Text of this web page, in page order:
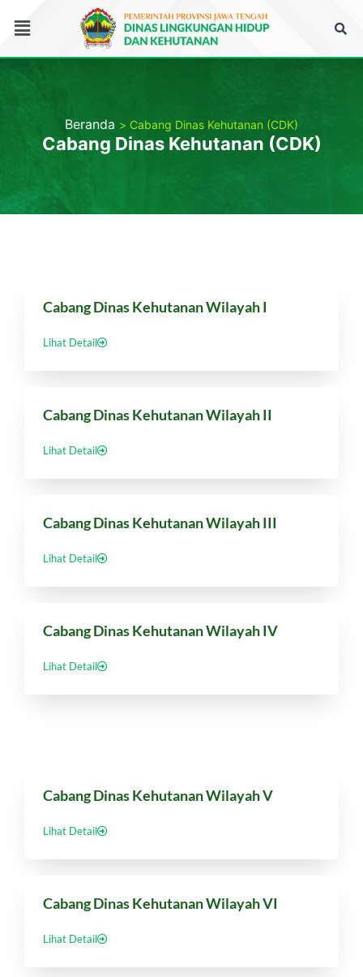
Menu
Beranda Cabang Dinas Kehutanan (CDK)
Cabang Dinas Kehutanan (CDK)
Cabang Dinas Kehutanan Wilayah I
Lihat Detail
Cabang Dinas Kehutanan Wilayah II
Lihat Detail
Cabang Dinas Kehutanan Wilayah III
Lihat Detail
Cabang Dinas Kehutanan Wilayah IV
Lihat Detail
Cabang Dinas Kehutanan Wilayah V
Lihat Detail
Cabang Dinas Kehutanan Wilayah VI
Lihat Detail